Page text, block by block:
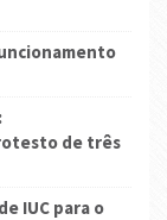
de três
IUC para o